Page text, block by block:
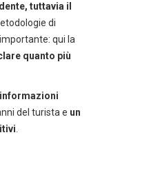
tuttavia il
di
qui la
quanto più
del turista e un